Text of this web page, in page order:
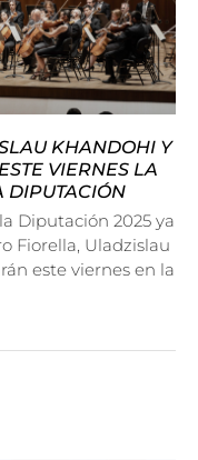
KHANDOHI Y
VIERNES LA
DIPUTACIÓN
Diputación 2025 ya
Fiorella, Uladzislau
este viernes en la